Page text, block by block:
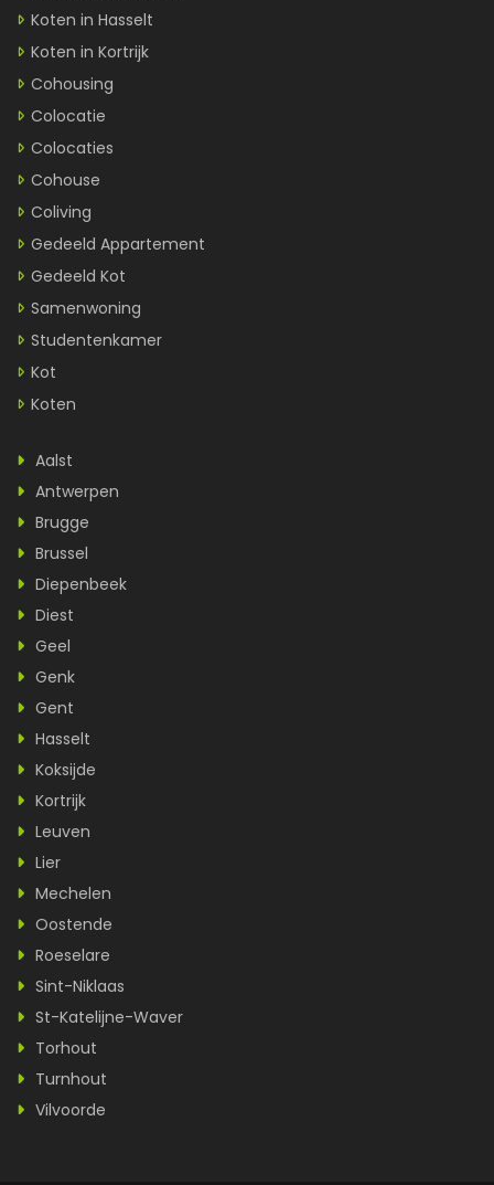
Koten in Hasselt
Koten in Kortrijk
Cohousing
Colocatie
Colocaties
Cohouse
Coliving
Gedeeld Appartement
Gedeeld Kot
Samenwoning
Studentenkamer
Kot
Koten
Aalst
Antwerpen
Brugge
Brussel
Diepenbeek
Diest
Geel
Genk
Gent
Hasselt
Koksijde
Kortrijk
Leuven
Lier
Mechelen
Oostende
Roeselare
Sint-Niklaas
St-Katelijne-Waver
Torhout
Turnhout
Vilvoorde